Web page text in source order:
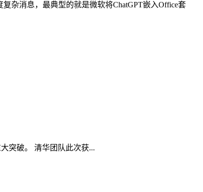
杂消息，最典型的就是微软将ChatGPT嵌入Office套
突破。 清华团队此次获...